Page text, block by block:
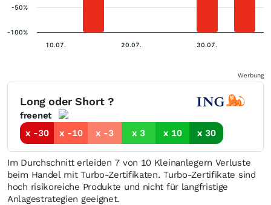
10.07. 20.07. 30.07.
-100%
-50%
Werbung
Long oder Short ?
freenet
x -30
x -10 x -3 x 3 x 10 x 30
Im Durchschnitt erleiden 7 von 10 Kleinanlegern Verluste
beim Handel mit Turbo-Zertifikaten. Turbo-Zertifikate sind
hoch risikoreiche Produkte und nicht für langfristige
Anlagestrategien geeignet.